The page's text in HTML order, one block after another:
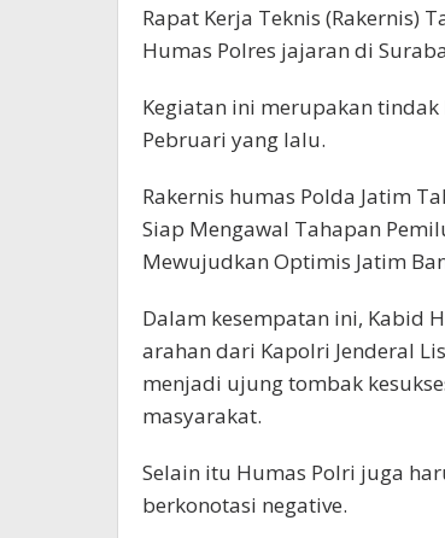
Rapat Kerja Teknis (Rakernis)
Humas Polres jajaran di
Kegiatan ini merupakan
Pebruari yang lalu.
Rakernis humas Polda Jatim
Siap Mengawal Tahapan
Mewujudkan Optimis Jatim
Dalam kesempatan ini, Kabid
arahan dari Kapolri Jenderal
menjadi ujung tombak
masyarakat.
Selain itu Humas Polri juga
berkonotasi negative.